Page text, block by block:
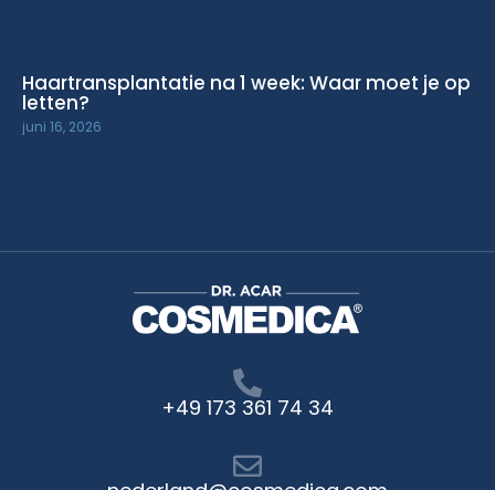
Haartransplantatie na 1 week: Waar moet je op
letten?
juni 16, 2026
+49 173 361 74 34